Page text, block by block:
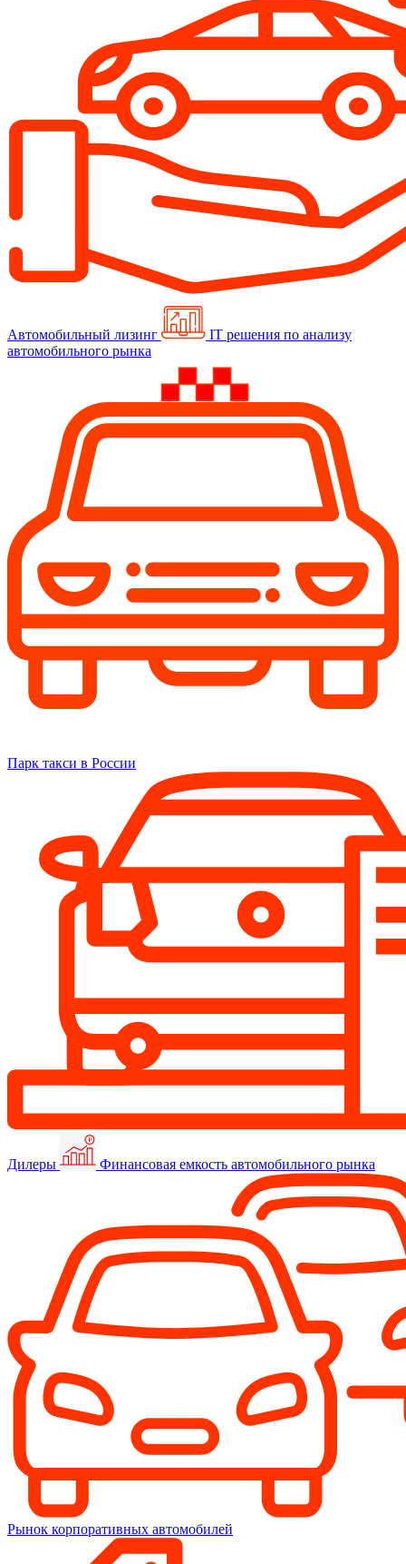
Автомобильный лизинг
IT решения по анализу
автомобильного рынка
Парк такси в России
Дилеры Финансовая емкость автомобильного рынка
Рынок корпоративных автомобилей